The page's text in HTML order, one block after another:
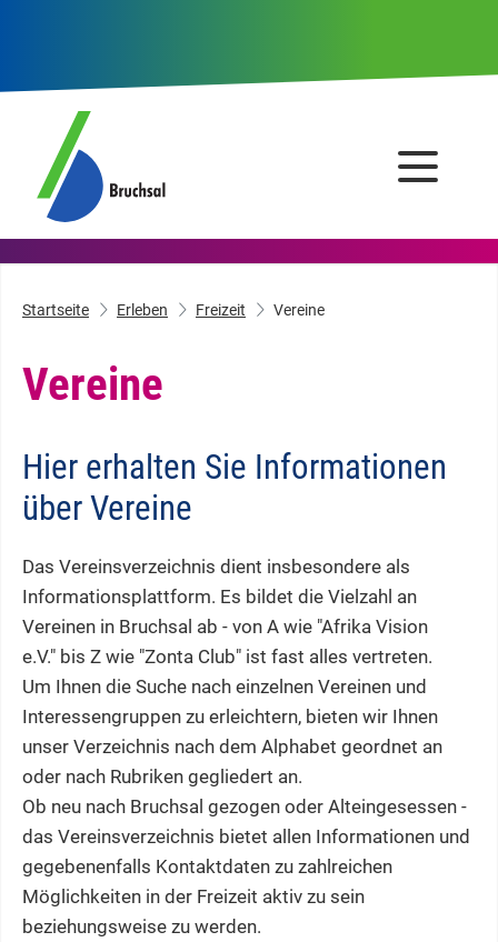
Startseite Erleben Freizeit Vereine
Vereine
Hier erhalten Sie Informationen
über Vereine
Das Vereinsverzeichnis dient insbesondere als
Informationsplattform. Es bildet die Vielzahl an
Vereinen in Bruchsal ab - von A wie "Afrika Vision
e.V." bis Z wie "Zonta Club" ist fast alles vertreten.
Um Ihnen die Suche nach einzelnen Vereinen und
Interessengruppen zu erleichtern, bieten wir Ihnen
unser Verzeichnis nach dem Alphabet geordnet an
oder nach Rubriken gegliedert an.
Ob neu nach Bruchsal gezogen oder Alteingesessen -
das Vereinsverzeichnis bietet allen Informationen und
gegebenenfalls Kontaktdaten zu zahlreichen
Möglichkeiten in der Freizeit aktiv zu sein
beziehungsweise zu werden.